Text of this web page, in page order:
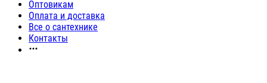
Оптовикам
Оплата и доставка
Все о сантехнике
Контакты